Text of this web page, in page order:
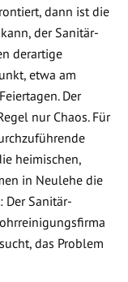
dann ist die
der Sanitär-
derartige
etwa am
Der
nur Chaos. Für
heimischen,
in Neulehe die
Der Sanitär-
das Problem